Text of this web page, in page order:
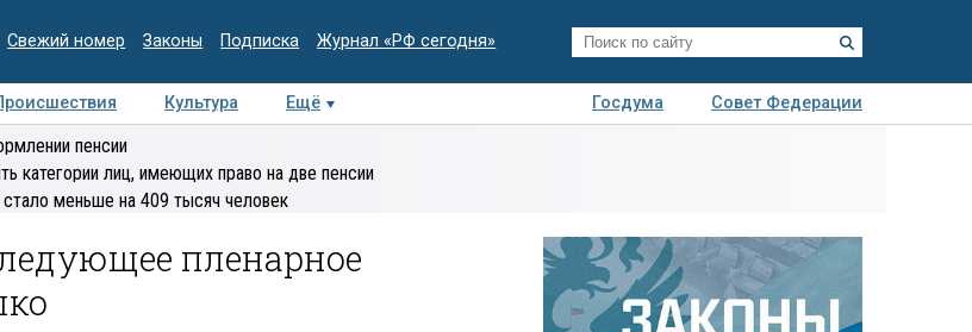
Свежий номер Законы Подписка Журнал «РФ сегодня»
Культура Ещё Госдума
Совет Федерации
Интервью
пенсии
категории лиц, имеющих право на две пенсии
меньше на 409 тысяч человек
пленарное